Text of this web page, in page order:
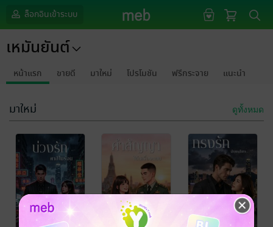
ล็อกอินเข้าระบบ
เหมันยันต์
หน้าแรก ขายดี มาใหม่ โปรโมชัน ฟรีกระจาย แนะนำ
มาใหม่ ดูทั้งหมด